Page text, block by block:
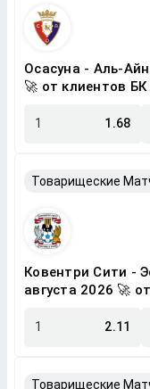
Осасуна - Аль-
🚀 от клиентов
1 1.68
Ковентри Сити -
августа 2026 🚀
1 2.11